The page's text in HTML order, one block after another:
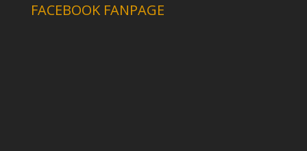
FACEBOOK FANPAGE